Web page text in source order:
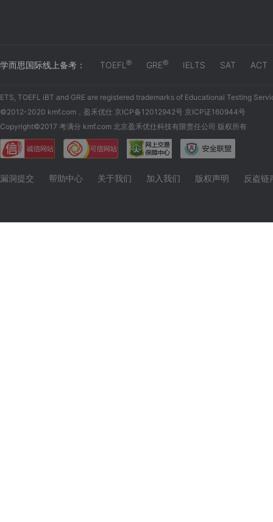
学而思国际线上备考： TOEFL ® GRE® IELTS SAT ACT
ETS, TOEFL iBT and GRE are registered trademarks of Educational Testing
©2012-2020 kmf.com，盈禾优仕 京ICP备12012942号 京ICP证160944号
Copyright©2017 考满分 kmf.com 北京盈禾优仕科技有限责任公司 版权所有
漏洞提交 帮助中心 关于我们 加入我们 版权声明 反盗链